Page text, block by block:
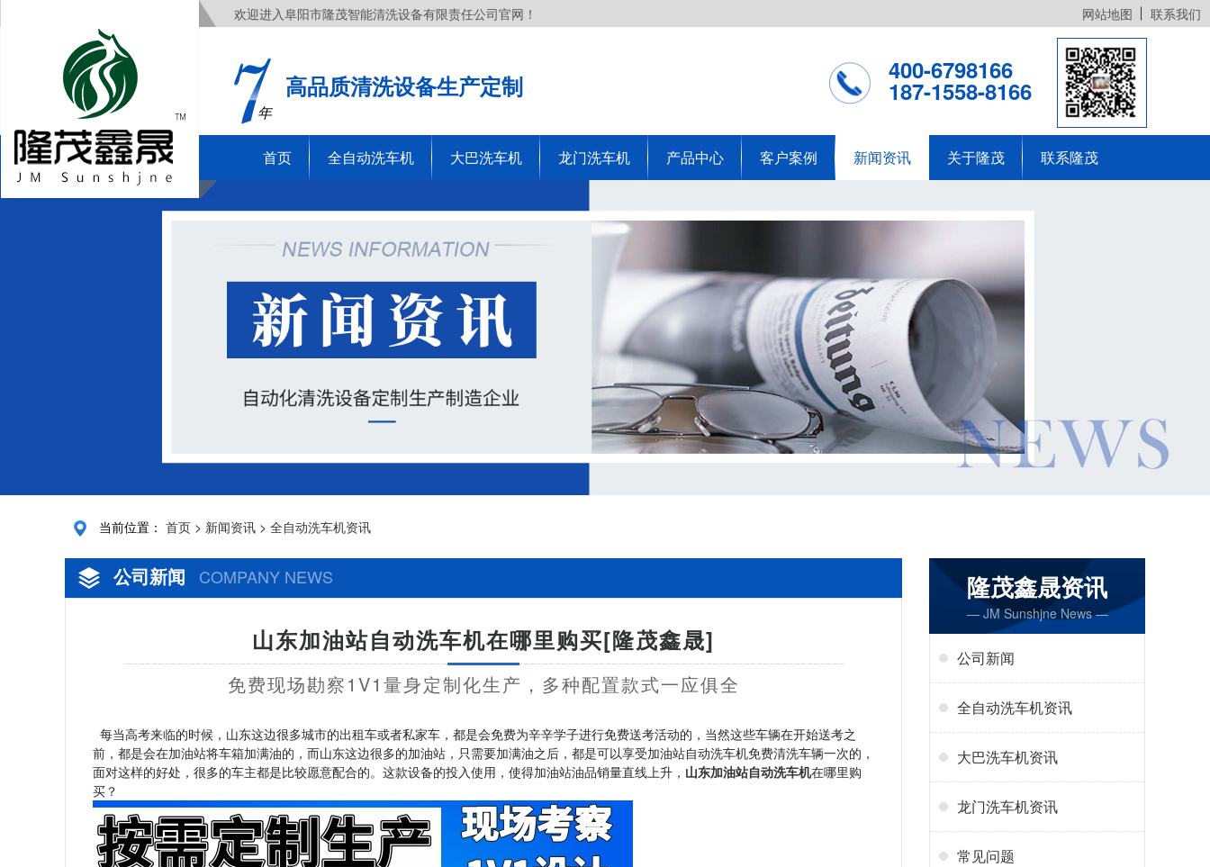
欢迎进入阜阳市隆茂智能清洗设备有限责任公司官网！ 网站地图 联系我们
年
高品质清洗设备生产定制
400-6798166
187-1558-8166
首页 全自动洗车机 大巴洗车机 龙门洗车机 产品中心 客户案例 新闻资讯 关于隆茂 联系隆茂
当前位置： 首页 > 新闻资讯 > 全自动洗车机资讯
公司新闻 COMPANY NEWS
山东加油站自动洗车机在哪里购买[隆茂鑫晟]
免费现场勘察1V1量身定制化生产，多种配置款式一应俱全
每当高考来临的时候，山东这边很多城市的出租车或者私家车，都是会免费为辛辛学子进行免费送考活动的，当然这些车辆在开始送考之
前，都是会在加油站将车箱加满油的，而山东这边很多的加油站，只需要加满油之后，都是可以享受加油站自动洗车机免费清洗车辆一次的，
面对这样的好处，很多的车主都是比较愿意配合的。这款设备的投入使用，使得加油站油品销量直线上升， 山东加油站自动洗车机在哪里购
买？
隆茂鑫晟资讯
— JM Sunshjne News —
公司新闻
全自动洗车机资讯
大巴洗车机资讯
龙门洗车机资讯
常见问题